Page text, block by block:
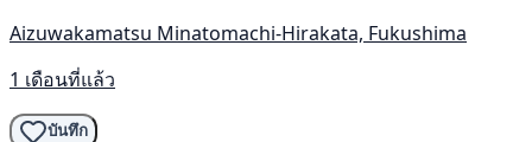
Aizuwakamatsu Minatomachi-Hirakata, Fukushima
1 เดือนที่แล้ว
บันทึก